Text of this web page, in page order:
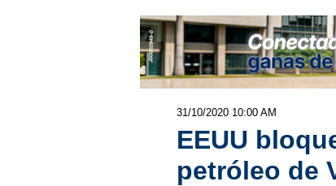
31/10/2020 10:00 AM
EEUU
petróleo de